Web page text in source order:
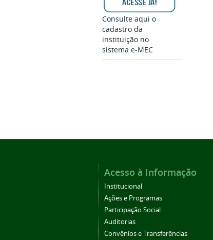
Consulte aqui o
cadastro da
instituição no
sistema e-MEC
Acesso à Informação
Institucional
Ações e Programas
Participação Social
Auditorias
Convênios e Transferências